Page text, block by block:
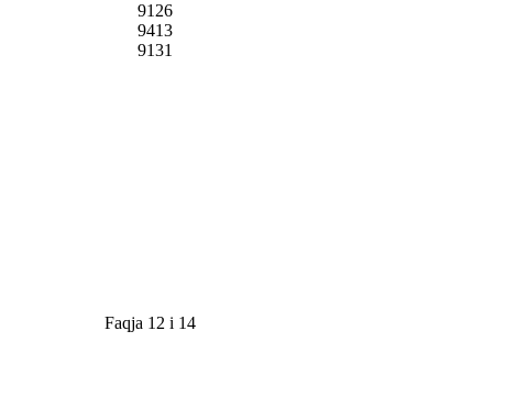
9126
9413
9131
Faqja 12 i 14